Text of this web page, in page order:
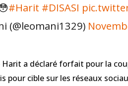
#Harit #DISASI
(@leomani1329)
a déclaré forfait pour la
pour cible sur les réseaux